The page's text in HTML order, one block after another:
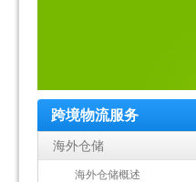
跨境物流服务
海外仓储
海外仓储概述